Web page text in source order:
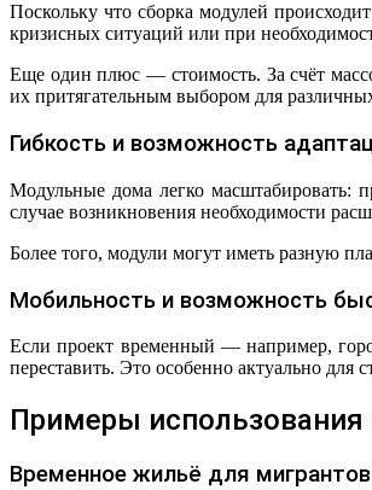
Поскольку что сборка модулей
кризисных ситуаций или при
Еще один плюс — стоимость. За счёт
их притягательным выбором для
Гибкость и возможность
Модульные дома легко масштабировать:
случае возникновения необходимости
Более того, модули могут иметь разную
Мобильность и возможность
Если проект временный — например,
переставить. Это особенно актуально
Примеры
Временное жильё для